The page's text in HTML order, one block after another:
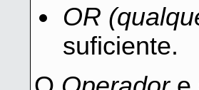
OR
suficiente.